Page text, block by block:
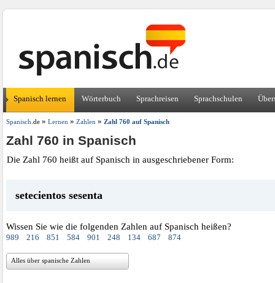
Spanisch lernen Wörterbuch Sprachreisen Sprachschulen
Spanisch .de» Lernen» Zahlen» Zahl 760 auf Spanisch
Zahl 760 in Spanisch
Die Zahl 760 heißt auf Spanisch in ausgeschriebener Form:
setecientos sesenta
Wissen Sie wie die folgenden Zahlen auf Spanisch heißen?
989 216 851 584 901 248 134 687 874
Alles über spanische Zahlen